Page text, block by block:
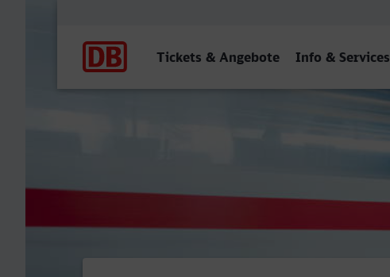
Tickets & Angebote Info & Services
Regensburg Hbf - Essen Hbf